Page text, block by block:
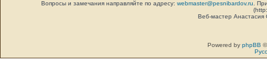
Вопросы и замечания направляйте по адресу: webmaster@pesnibardov.ru .
Веб-мастер
Powered by phpBB